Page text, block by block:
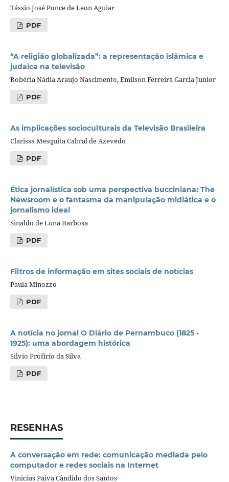
Tássio José Ponce de Leon Aguiar
PDF
“A religião globalizada”: a representação islâmica e
judaica na televisão
Robéria Nádia Araujo Nascimento, Emilson Ferreira Garcia Junior
PDF
As implicações socioculturais da Televisão Brasileira
Clarissa Mesquita Cabral de Azevedo
PDF
Ética jornalística sob uma perspectiva bucciniana: The
Newsroom e o fantasma da manipulação midiática e o
jornalismo ideal
Sinaldo de Luna Barbosa
PDF
Filtros de informação em sites sociais de notícias
Paula Minozzo
PDF
A notícia no jornal O Diário de Pernambuco (1825 -
1925): uma abordagem histórica
Silvio Profirio da Silva
PDF
RESENHAS
A conversação em rede: comunicação mediada pelo
computador e redes sociais na Internet
Vinicius Paiva Cândido dos Santos